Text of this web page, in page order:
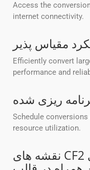
Access the
internet connectivity.
مقیاس پذیر
Efficiently convert
performance and
ریزی شده
Schedule
resource utilization.
نقشه های CF2 خود را در دستگاه های